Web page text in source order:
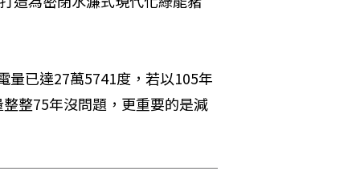
量已達27萬5741度，若以105年
整75年沒問題，更重要的是減